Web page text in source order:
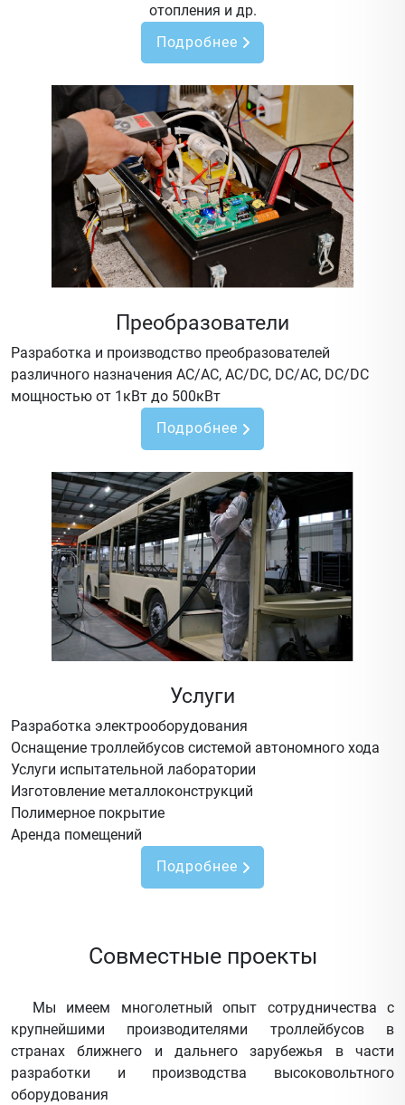
отопления и др.
Подробнее
Преобразователи
Разработка и производство преобразователей
различного назначения AC/AC, AC/DC, DC/AC, DC/DC
мощностью от 1кВт до 500кВт
Подробнее
Услуги
Разработка электрооборудования
Оснащение троллейбусов системой автономного хода
Услуги испытательной лаборатории
Изготовление металлоконструкций
Полимерное покрытие
Аренда помещений
Подробнее
Совместные проекты
Мы имеем многолетный опыт сотрудничества с
крупнейшими производителями троллейбусов в
странах ближнего и дальнего зарубежья в части
разработки и производства высоковольтного
оборудования